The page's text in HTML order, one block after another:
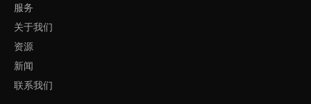
led走廊嵌入式灯框灯线条灯
led嵌入式灯长条
服务
关于我们
资源
新闻
联系我们